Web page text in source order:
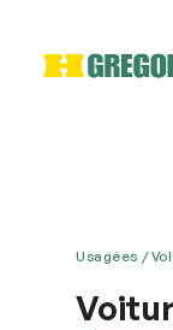
Usagées